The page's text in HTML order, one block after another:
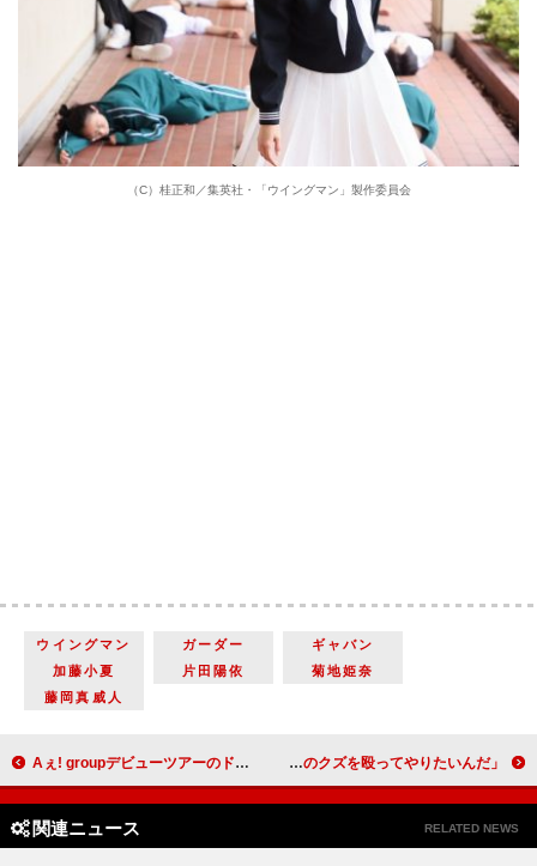
（C）桂正和／集英社・「ウイングマン」製作委員会
ウイングマン ガーダー
ギャバン
加藤小夏
片田陽依
菊地姫奈
藤岡真威人
Aぇ! groupデビューツアーのドキュメンタリー配信決定 「リアルに、現実を撮ってお送りしています」 「あのクズを殴ってやりたいんだ」「前に進まなきゃいけない時は私があなたを殴ります」「奈緒さんのボクシング、構える角度や踏み込みがうまくなってきている」
関連ニュース RELATED NEWS